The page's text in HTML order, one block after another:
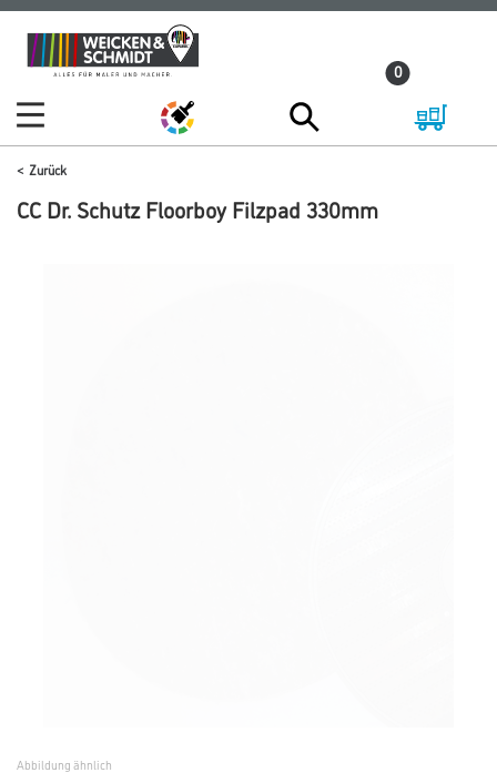
Zum
Inhalt
Zum
Navigationsmenü
0
Zurück
CC Dr. Schutz Floorboy Filzpad 330mm
Abbildung ähnlich